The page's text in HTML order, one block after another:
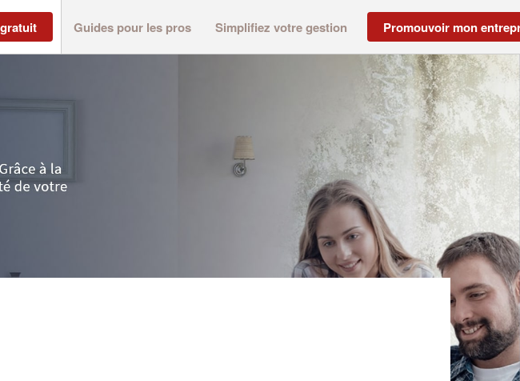
Guides pour les pros Simplifiez votre gestion Promouvoir mon